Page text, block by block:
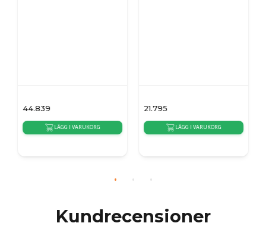
44.839
LÄGG I VARUKORG
{auto_delivery_time}
21.795
LÄGG I VARUKORG
{auto_delivery_time}
Kundrecensioner